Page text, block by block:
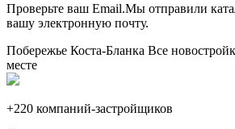
Проверьте ваш Email.Мы отправили
вашу электронную почту.
Побережье Коста-Бланка Все
месте
+220 компаний-застройщиков